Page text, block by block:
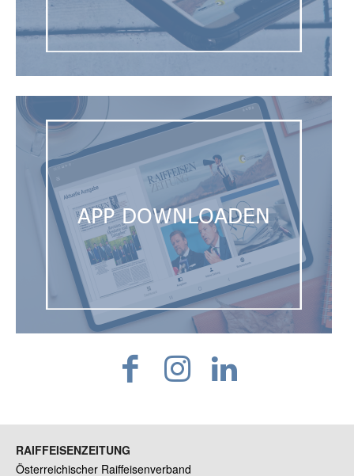
RAIFFEISENZEITUNG
Österreichischer Raiffeisenverband